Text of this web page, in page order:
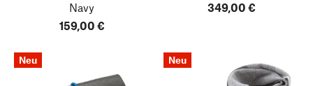
Navy
159,00 €
349,00 €
Neu Neu